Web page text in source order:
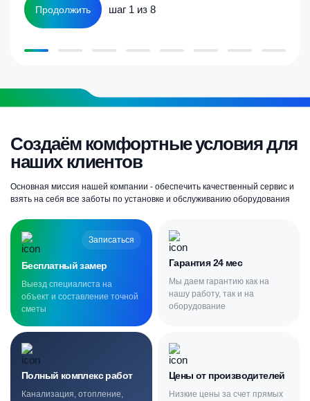
Продолжить шаг 1 из 8
Создаём комфортные условия для
наших клиентов
Основная миссия нашей компании - обеспечить качественный сервис и
взять на себя все заботы по установке и обслуживанию оборудования
Записаться
Бесплатный замер
Выезд специалиста на
объект и составление точной
сметы
Гарантия 24 мес
Мы даем гарантию как на
нашу работу, так и на
оборудование
Полный комплекс работ
Канализация, отопление,
Цены от производителей
Низкие цены за счет прямых